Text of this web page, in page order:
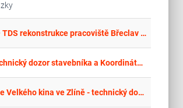
KHS JMK – TDS rekonstrukce pracoviště Břeclav 664
VZ č. 2 - Technický dozor stavebníka a Koordinátora BOZP pro projekt Obnova místních komunikací po povodni ve Městě Albrechticích - I. etapa - část 3
Revitalizace Velkého kina ve Zlíně - technický dozor stavebníka a koordinátor BOZP